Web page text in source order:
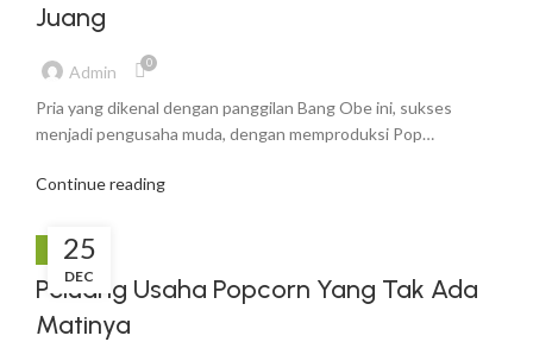
Juang
Admin 0
Pria yang dikenal dengan panggilan Bang Obe ini, sukses
menjadi pengusaha muda, dengan memproduksi Pop…
Continue reading
25
DEC
BLOG
Peluang Usaha Popcorn Yang Tak Ada
Matinya